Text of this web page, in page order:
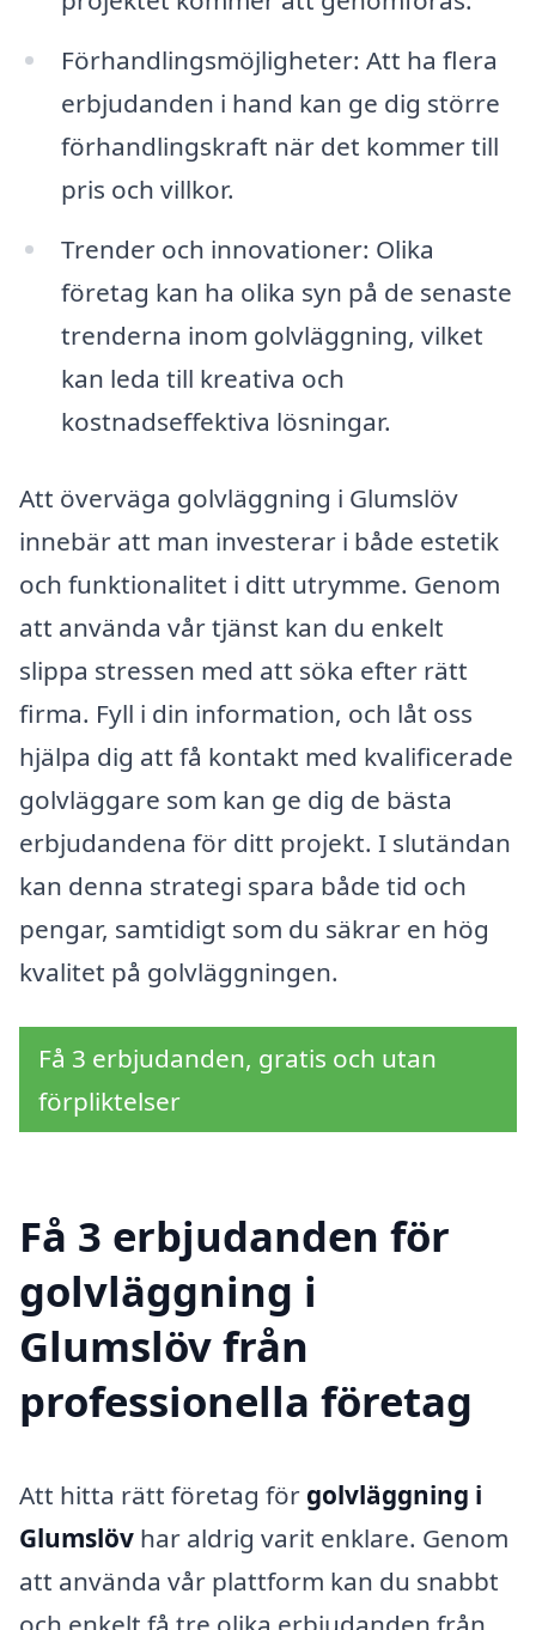
Förhandlingsmöjligheter: Att ha flera
erbjudanden i hand kan ge dig större
förhandlingskraft när det kommer till
pris och villkor.
Trender och innovationer: Olika
företag kan ha olika syn på de senaste
trenderna inom golvläggning, vilket
kan leda till kreativa och
kostnadseffektiva lösningar.
Att överväga golvläggning i Glumslöv
innebär att man investerar i både estetik
och funktionalitet i ditt utrymme. Genom
att använda vår tjänst kan du enkelt
slippa stressen med att söka efter rätt
firma. Fyll i din information, och låt oss
hjälpa dig att få kontakt med kvalificerade
golvläggare som kan ge dig de bästa
erbjudandena för ditt projekt. I slutändan
kan denna strategi spara både tid och
pengar, samtidigt som du säkrar en hög
kvalitet på golvläggningen.
Få 3 erbjudanden, gratis och utan
förpliktelser
Få 3 erbjudanden för
golvläggning i
Glumslöv från
professionella företag
Att hitta rätt företag för golvläggning i
Glumslöv har aldrig varit enklare. Genom
att använda vår plattform kan du snabbt